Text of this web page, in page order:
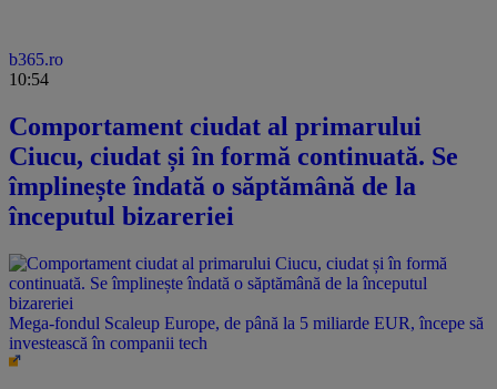
b365.ro
10:54
Comportament ciudat al primarului
Ciucu, ciudat și în formă continuată. Se
împlinește îndată o săptămână de la
începutul bizareriei
Mega-fondul Scaleup Europe, de până la 5 miliarde EUR, începe să
investească în companii tech